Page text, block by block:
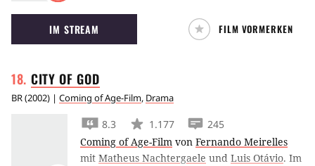
den Weltenretter Neo läuteten die Wachowski-
Geschwister 1999 bereits das neue
Jahrtausend ein und brachten uns u.a. den
IM STREAM FILM VORMERKEN
CITY OFGOD
BR(2002) | Coming of Age-Film, Drama
8.3 1.177
245
Coming of Age-Film von Fernando Meirelles
mit Matheus Nachtergaele und Luis Otávio. Im